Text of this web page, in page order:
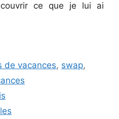
ce que je lui ai
de vacances, swap,